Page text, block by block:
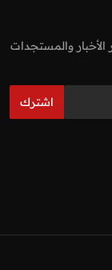
والمستجدات
اشترك